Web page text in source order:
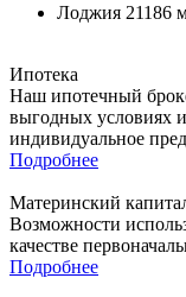
Лоджия 21186
Ипотека
Наш ипотечный
выгодных условиях
индивидуальное
Подробнее
Материнский
Возможности
качестве
Подробнее